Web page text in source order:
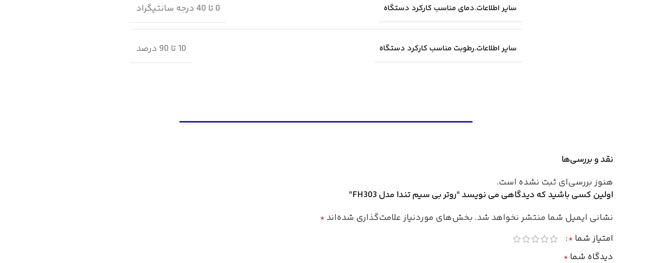
سایر اطلاعات.دمای مناسب کارکرد دستگاه 0 تا 40 درجه سانتیگراد
سایر اطلاعات.رطوبت مناسب کارکرد دستگاه 10 تا 90 درصد
نقد و بررسی‌ها
هنوز بررسی‌ای ثبت نشده است.
اولین کسی باشید که دیدگاهی می نویسد “روتر بی سیم تندا مدل FH303”
نشانی ایمیل شما منتشر نخواهد شد. بخش‌های موردنیاز علامت‌گذاری شده‌اند *
امتیاز شما *
دیدگاه شما *